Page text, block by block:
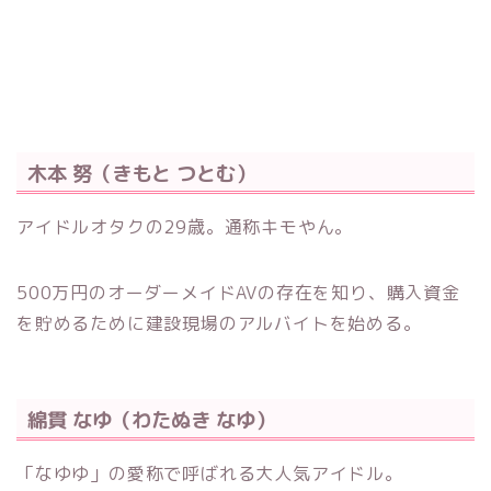
木本 努（きもと つとむ）
アイドルオタクの29歳。通称キモやん。
500万円のオーダーメイドAVの存在を知り、購入資金
を貯めるために建設現場のアルバイトを始める。
綿貫 なゆ（わたぬき なゆ）
「なゆゆ」の愛称で呼ばれる大人気アイドル。